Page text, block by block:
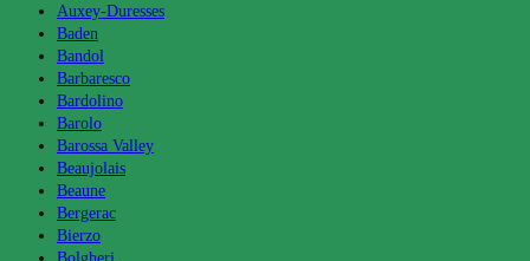
Auxey-Duresses
Baden
Bandol
Barbaresco
Bardolino
Barolo
Barossa Valley
Beaujolais
Beaune
Bergerac
Bierzo